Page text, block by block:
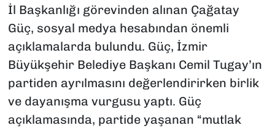
İl Başkanlığı görevinden alınan Çağatay
Güç, sosyal medya hesabından önemli
açıklamalarda bulundu. Güç, İzmir
Büyükşehir Belediye Başkanı Cemil Tugay’ın
partiden ayrılmasını değerlendirirken birlik
ve dayanışma vurgusu yaptı. Güç
açıklamasında, partide yaşanan “mutlak